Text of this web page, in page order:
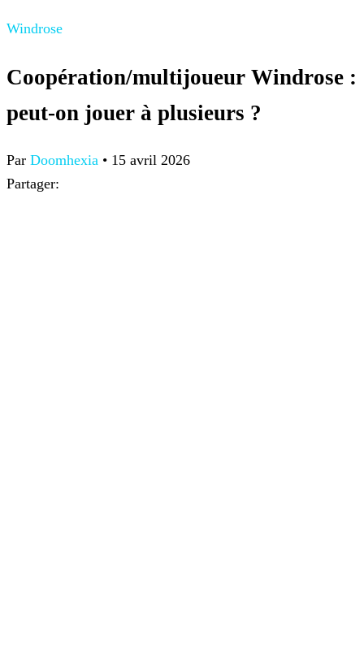
Windrose
Coopération/multijoueur Windrose :
peut-on jouer à plusieurs ?
Par Doomhexia • 15 avril 2026
Partager: